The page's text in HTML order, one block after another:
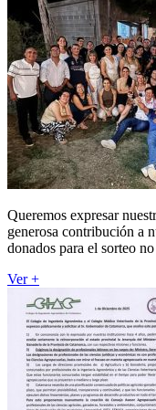
Queremos expresar
generosa contribución a
donados para el sorteo
Ver +